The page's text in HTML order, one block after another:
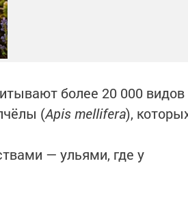
более 20 000 видов
(Apis mellifera),
— ульями, где у